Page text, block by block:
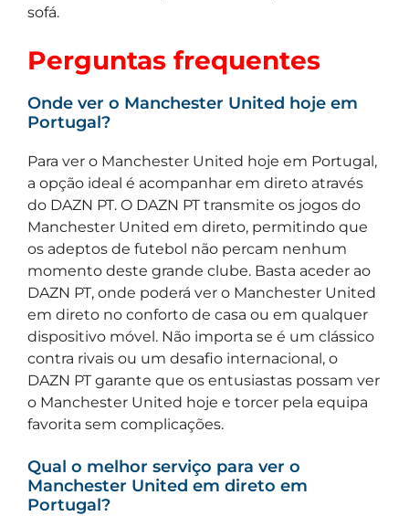
sofá.
Perguntas frequentes
Onde ver o Manchester United hoje em
Portugal?
Para ver o Manchester United hoje em Portugal,
a opção ideal é acompanhar em direto através
do DAZN PT. O DAZN PT transmite os jogos do
Manchester United em direto, permitindo que
os adeptos de futebol não percam nenhum
momento deste grande clube. Basta aceder ao
DAZN PT, onde poderá ver o Manchester United
em direto no conforto de casa ou em qualquer
dispositivo móvel. Não importa se é um clássico
contra rivais ou um desafio internacional, o
DAZN PT garante que os entusiastas possam ver
o Manchester United hoje e torcer pela equipa
favorita sem complicações.
Qual o melhor serviço para ver o
Manchester United em direto em
Portugal?